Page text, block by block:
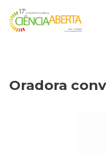
Avançar
Oradora